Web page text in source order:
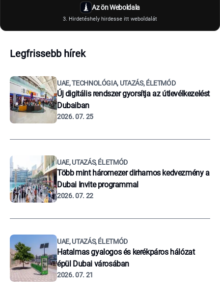
Az ön Weboldala
3. Hirdetéshely hirdesse itt weboldalát
Legfrissebb hírek
UAE, TECHNOLÓGIA, UTAZÁS, ÉLETMÓD
Új digitális rendszer gyorsítja az útlevélkezelést
Dubaiban
2026. 07. 25
UAE, UTAZÁS, ÉLETMÓD
Több mint háromezer dirhamos kedvezmény a
Dubai Invite programmal
2026. 07. 22
UAE, UTAZÁS, ÉLETMÓD
Hatalmas gyalogos és kerékpáros hálózat
épül Dubai városában
2026. 07. 21